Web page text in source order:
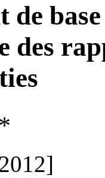
de
des
*